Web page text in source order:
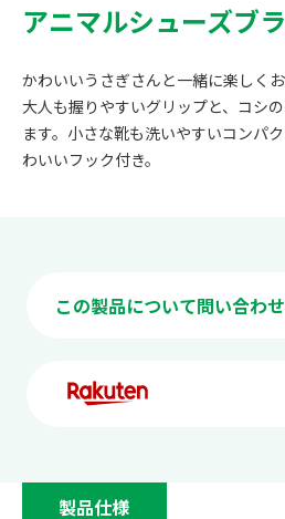
アニマルシューズブ
かわいいうさぎさんと一緒に楽しく
大人も握りやすいグリップと、コシ
ます。小さな靴も洗いやすいコンパ
わいいフック付き。
製品仕様
この製品について問い合わ